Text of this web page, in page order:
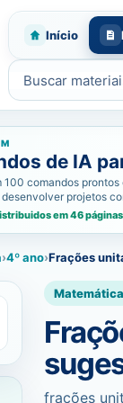
Início
Buscar materiais
de IA
comandos
projetos
em 46 páginas
›4º ano›Frações
Matemática
frações